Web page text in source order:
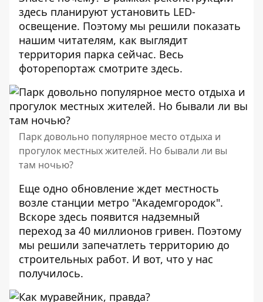
здесь планируют установить LЕD-
освещение. Поэтому мы решили показать
нашим читателям, как выглядит
территория парка сейчас. Весь
фоторепортаж смотрите здесь.
Парк довольно популярное место отдыха и
прогулок местных жителей. Но бывали ли вы
там ночью?
Еще одно обновление ждет местность
возле станции метро "Академгородок".
Вскоре здесь появится надземный
переход за 40 миллионов гривен. Поэтому
мы решили запечатлеть территорию до
строительных работ. И вот, что у нас
получилось.